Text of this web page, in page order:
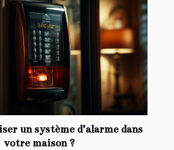
un système d’alarme dans
votre maison ?